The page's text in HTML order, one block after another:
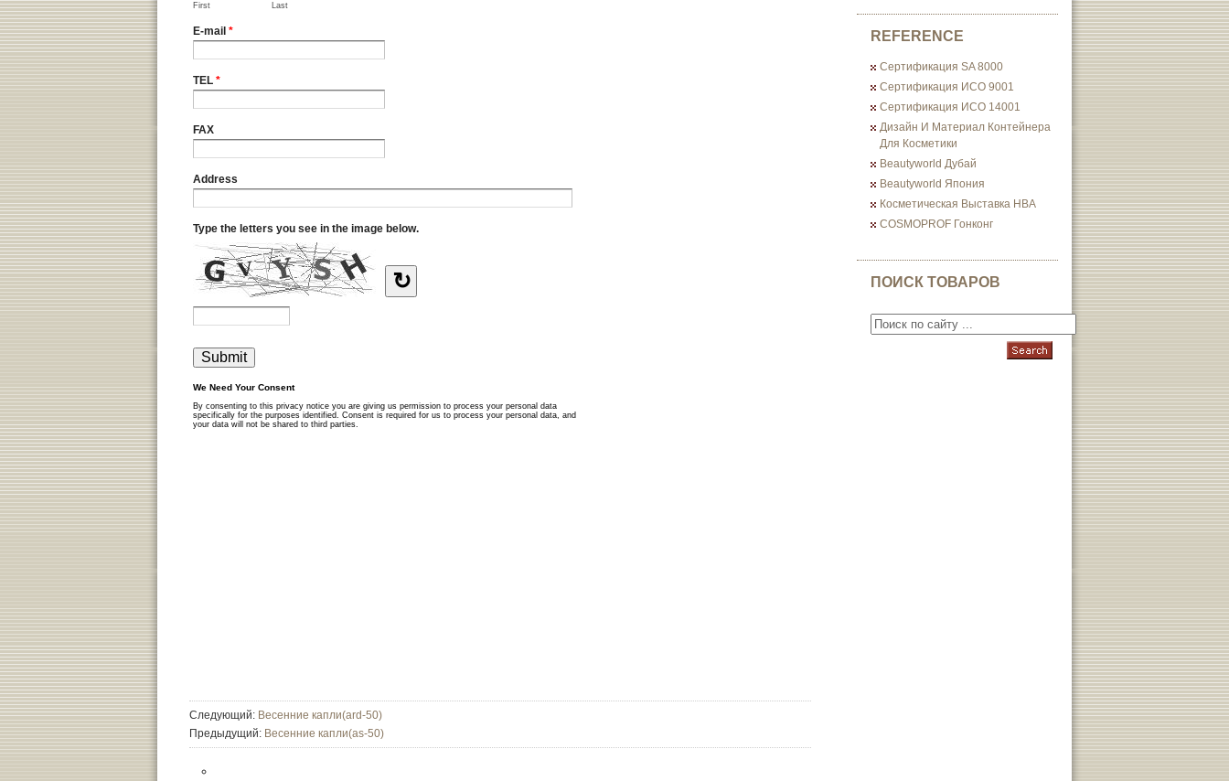
Следующий: Весенние капли(ard-50)
Предыдущий: Весенние капли(as-50)
REFERENCE
Сертификация SA 8000
Сертификация ИСО 9001
Сертификация ИСО 14001
Дизайн И Материал Контейнера
Для Косметики
Beautyworld Дубай
Beautyworld Япония
Косметическая Выставка HBA
COSMOPROF Гонконг
ПОИСК ТОВАРОВ